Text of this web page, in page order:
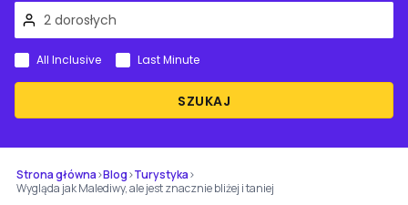
SZUKAJ
All Inclusive Last Minute
Strona główna›Blog›Turystyka›
Wygląda jak Malediwy, ale jest znacznie bliżej i taniej